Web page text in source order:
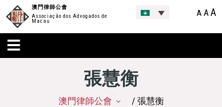
澳門律師公會
Associação dos Advogados de
Macau
A AA
張慧衡
澳門律師公會 / 張慧衡